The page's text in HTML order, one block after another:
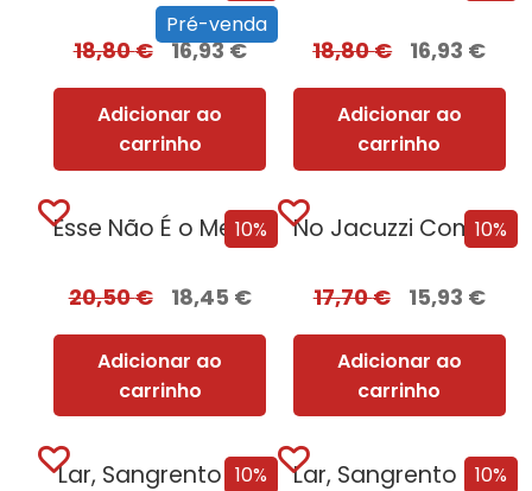
Pré-venda
18,80€ 16,93€
Adicionar ao
carrinho
18,80€ 16,93 €
Adicionar ao
carrinho
10%
Esse Não É o Meu Nome – Edição com EDGES
20,50€ 18,45 €
Adicionar ao
carrinho
10%
No Jacuzzi Com Uma Serial Killer
17,70€ 15,93 €
Adicionar ao
carrinho
10%
Lar, Sangrento Lar 10%
Lar, Sangrento Lar – Edição com EDGES